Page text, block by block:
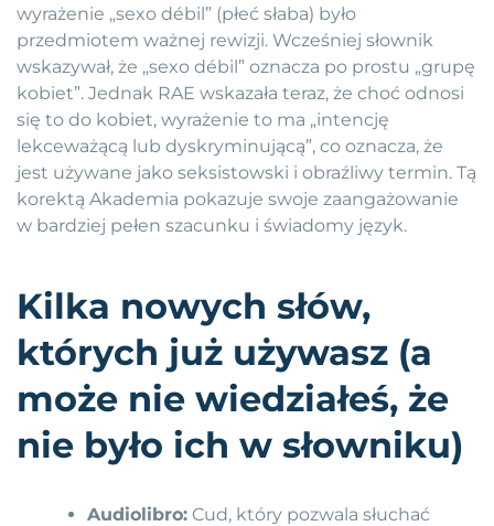
wyrażenie „sexo débil” (płeć słaba) było
przedmiotem ważnej rewizji. Wcześniej słownik
wskazywał, że „sexo débil” oznacza po prostu „grupę
kobiet”. Jednak RAE wskazała teraz, że choć odnosi
się to do kobiet, wyrażenie to ma „intencję
lekceważącą lub dyskryminującą”, co oznacza, że
jest używane jako seksistowski i obraźliwy termin. Tą
korektą Akademia pokazuje swoje zaangażowanie
w bardziej pełen szacunku i świadomy język.
Kilka nowych słów,
których już używasz (a
może nie wiedziałeś, że
nie było ich w słowniku)
Audiolibro: Cud, który pozwala słuchać